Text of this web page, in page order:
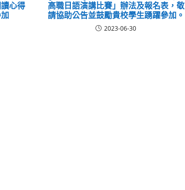
心得
高職日語演講比賽」辦法及報名表，敬
請協助公告並鼓勵貴校學生踴躍參加。
2023-06-30